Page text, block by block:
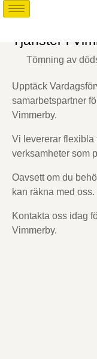
Tjänster i
Tömning av
Upptäck
samarbetspartner
Vimmerby.
Vi levererar flexibla
verksamheter som
Oavsett om du
kan räkna med oss.
Kontakta oss idag
Vimmerby.